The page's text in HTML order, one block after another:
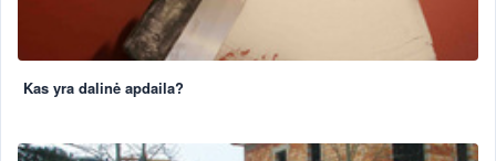
Kas yra dalinė apdaila?